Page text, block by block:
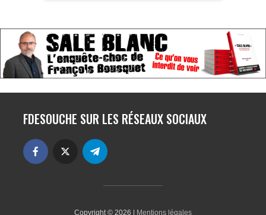
FDESOUCHE SUR LES RÉSEAUX SOCIAUX
Copyright © 2026 | Mentions légales